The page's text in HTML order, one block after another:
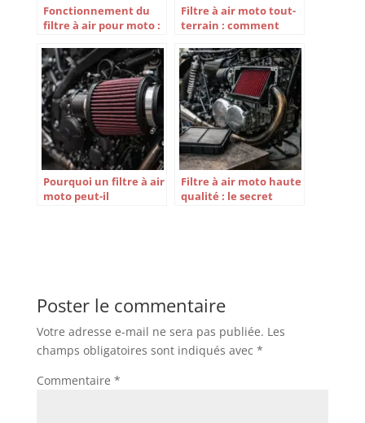
Fonctionnement du
filtre à air pour moto :
comment il peut
améliorer les
performances de votre
moto !
Filtre à air moto tout-
terrain : comment
performances de votre
moteur en un seul
geste ?
Pourquoi un filtre à air
moto peut-il
Filtre à air moto haute
qualité : le secret
Poster le commentaire
Votre adresse e-mail ne sera pas publiée. Les
champs obligatoires sont indiqués avec *
Commentaire *